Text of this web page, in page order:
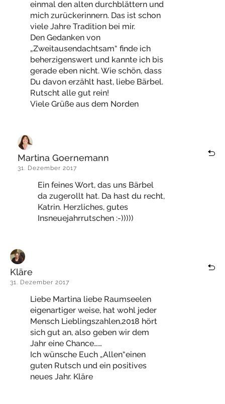
einmal den alten durchblättern und
mich zurückerinnern. Das ist schon
viele Jahre Tradition bei mir.
Den Gedanken von
„Zweitausendachtsam“ finde ich
beherzigenswert und kannte ich bis
gerade eben nicht. Wie schön, dass
Du davon erzählt hast, liebe Bärbel.
Rutscht alle gut rein!
Viele Grüße aus dem Norden
Martina Goernemann
31. Dezember 2017
Ein feines Wort, das uns Bärbel
da zugerollt hat. Da hast du recht,
Katrin. Herzliches, gutes
Insneuejahrrutschen :-)))))
Kläre
31. Dezember 2017
Liebe Martina liebe Raumseelen
eigenartiger weise, hat wohl jeder
Mensch Lieblingszahlen,2018 hört
sich gut an, also geben wir dem
Jahr eine Chance……
Ich wünsche Euch „Allen“einen
guten Rutsch und ein positives
neues Jahr. Kläre